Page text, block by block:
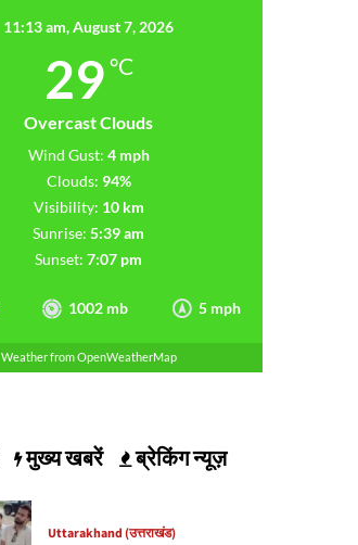
11:13 am,August 7, 2026
29 °C
Overcast Clouds
1002 mb 5 mph
Wind Gust: 4 mph
Clouds: 94%
Visibility: 10 km
Sunrise: 5:39 am
Sunset: 7:07 pm
Weather from OpenWeatherMap
मुख्य खबरें ब्रेकिंग न्यूज़
Uttarakhand (उत्तराखंड)